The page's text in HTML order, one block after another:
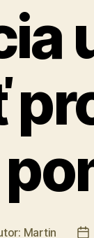
Martin